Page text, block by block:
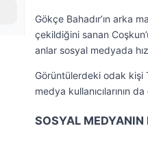
Gökçe Bahadır’ın arka
çekildiğini sanan
anlar sosyal medyada
Görüntülerdeki odak kişi
medya kullanıcılarının
SOSYAL MEDYANIN